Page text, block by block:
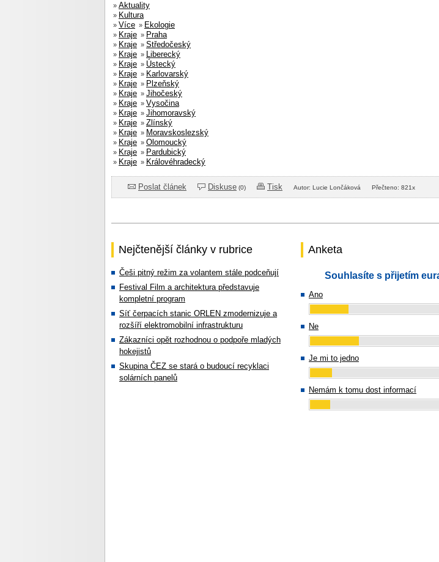
» Aktuality
» Kultura
» Více » Ekologie
» Kraje » Praha
» Kraje » Středočeský
» Kraje » Liberecký
» Kraje » Ústecký
» Kraje » Karlovarský
» Kraje » Plzeňský
» Kraje » Jihočeský
» Kraje » Vysočina
» Kraje » Jihomoravský
» Kraje » Zlínský
» Kraje » Moravskoslezský
» Kraje » Olomoucký
» Kraje » Pardubický
» Kraje » Královéhradecký
Poslat článek Diskuse (0) Tisk Autor: Lucie Lončáková Přečteno: 821x
Nejčtenější články v rubrice
Češi pitný režim za volantem stále podceňují
Festival Film a architektura představuje
kompletní program
Síť čerpacích stanic ORLEN zmodernizuje a
rozšíří elektromobilní infrastrukturu
Zákazníci opět rozhodnou o podpoře mladých
hokejistů
Skupina ČEZ se stará o budoucí recyklaci
solárních panelů
Anketa
Souhlasíte s přijetím
Ano
Ne
Je mi to jedno
Nemám k tomu dost informací